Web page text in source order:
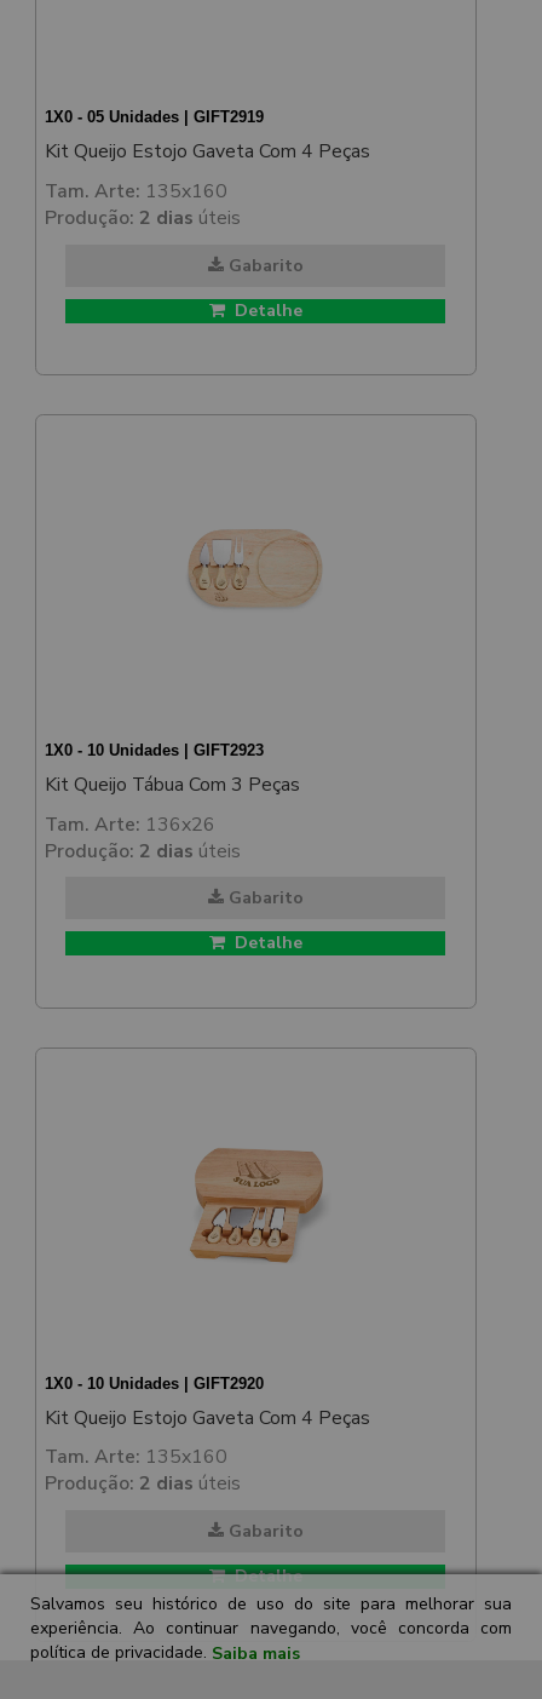
1X0 - 05 Unidades | GIFT2919
Kit Queijo Estojo Gaveta Com 4 Peças
Tam. Arte: 135x160
Produção: 2 dias úteis
Gabarito
Detalhe
1X0 - 10 Unidades | GIFT2923
Kit Queijo Tábua Com 3 Peças
Tam. Arte: 136x26
Produção: 2 dias úteis
Gabarito
Detalhe
1X0 - 10 Unidades | GIFT2920
Kit Queijo Estojo Gaveta Com 4 Peças
Tam. Arte: 135x160
Produção: 2 dias úteis
Gabarito
Detalhe
Salvamos seu histórico de uso do site para melhorar sua
experiência. Ao continuar navegando, você concorda com
política de privacidade. Saiba mais